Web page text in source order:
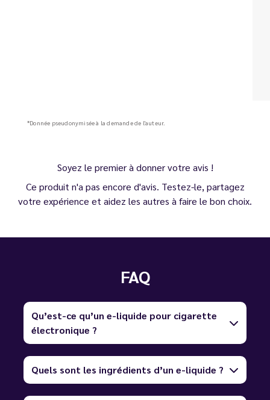
*Donnée pseudonymisée à la demande de l'auteur.
Soyez le premier à donner votre avis !
Ce produit n'a pas encore d'avis. Testez-le, partagez
votre expérience et aidez les autres à faire le bon choix.
FAQ
Qu’est-ce qu’un e-liquide pour cigarette
électronique ?
Quels sont les ingrédients d’un e-liquide ?